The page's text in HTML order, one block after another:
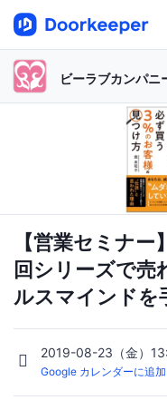
ビーラブカンパニ
【営業セミナ
回シリーズで売
ルスマインドを
2019-08-23（金）
Google カレンダーに追加